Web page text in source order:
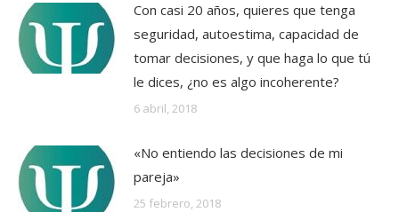
Con casi 20 años, quieres que tenga
seguridad, autoestima, capacidad de
tomar decisiones, y que haga lo que tú
le dices, ¿no es algo incoherente?
6 abril, 2018
«No entiendo las decisiones de mi
pareja»
25 febrero, 2018